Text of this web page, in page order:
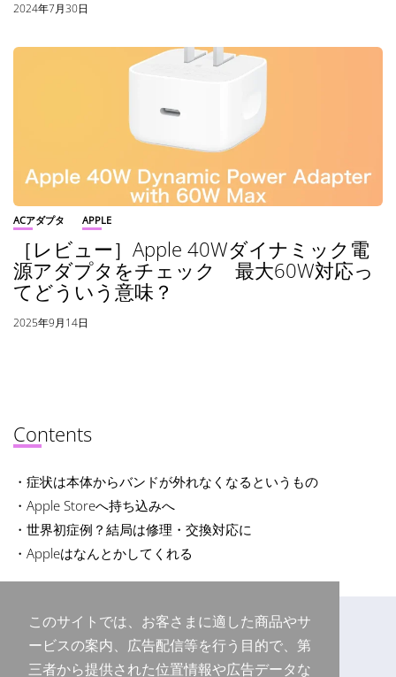
2024年7月30日
ACアダプタ APPLE
［レビュー］Apple 40Wダイナミック電
源アダプタをチェック 最大60W対応っ
てどういう意味？
2025年9月14日
Contents
・症状は本体からバンドが外れなくなるというもの
・Apple Storeへ持ち込みへ
・世界初症例？結局は修理・交換対応に
・Appleはなんとかしてくれる
このサイトでは、お客さまに適した商品やサ
ービスの案内、広告配信等を行う目的で、第
三者から提供された位置情報や広告データな